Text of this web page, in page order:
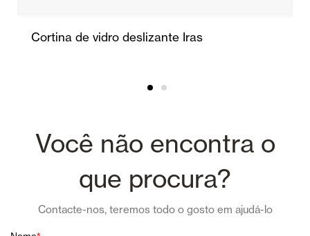
Cortina de vidro deslizante Iras
Você não encontra o
que procura?
Contacte-nos, teremos todo o gosto em ajudá-lo